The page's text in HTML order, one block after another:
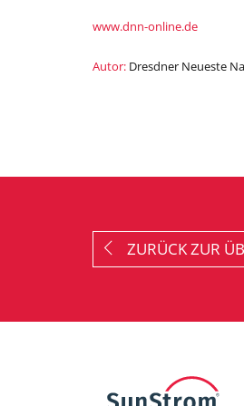
www.dnn-online.de
Autor: Dresdner Neueste
ZURÜCK ZUR